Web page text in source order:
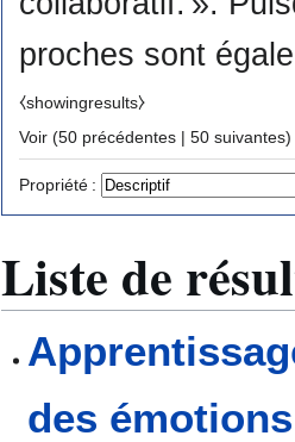
proches sont
⧼showingresults⧽
Voir (50 précédentes | 50 suivantes)
Propriété :
Liste de
des